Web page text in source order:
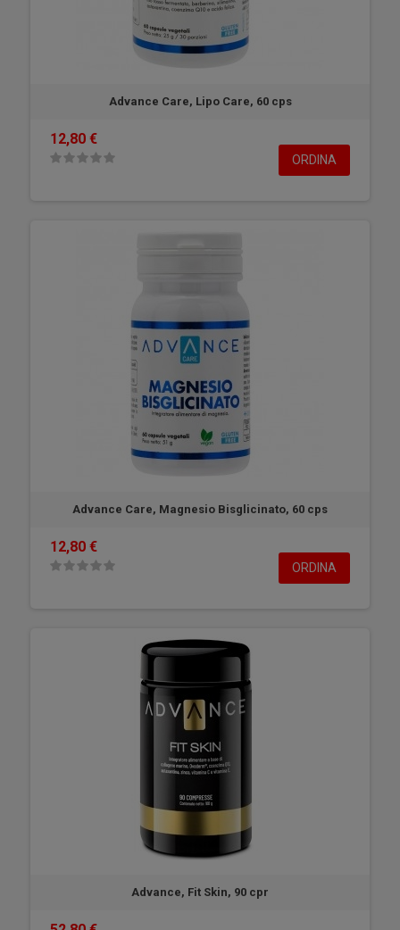
Advance Care, Lipo Care, 60 cps
12,80 €
ORDINA
Advance Care, Magnesio Bisglicinato, 60 cps
12,80 €
ORDINA
Advance, Fit Skin, 90 cpr